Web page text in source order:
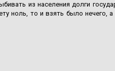
из населения долги
ноль, то и взять было нечего,